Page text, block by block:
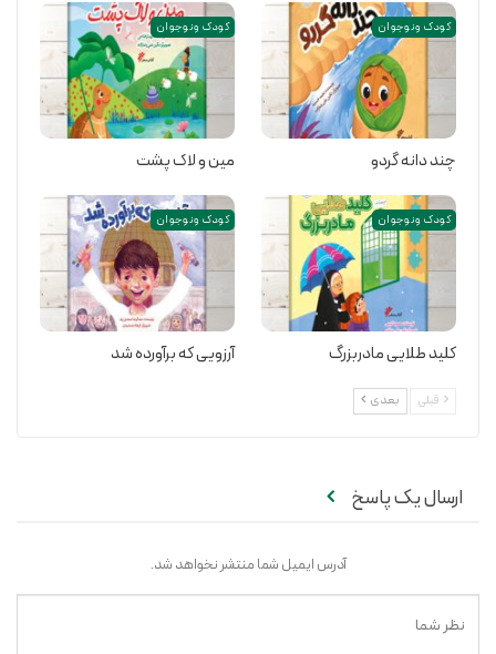
کودک و نوجوان
چند دانه گردو
کودک و نوجوان
مین و لاک پشت
کودک و نوجوان
کلید طلایی مادربزرگ
کودک و نوجوان
آرزویی که برآورده شد
قبلی بعدی
ارسال یک پاسخ
آدرس ایمیل شما منتشر نخواهد شد.